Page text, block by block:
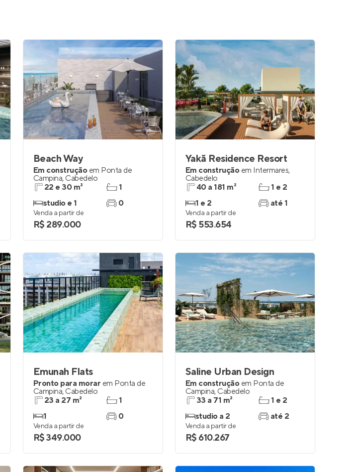
Beach Way
Em construção em Ponta de
Campina, Cabedelo
22 e 30 m²
studio e 1
1
0
Venda a partir de
R$ 289.000
Yakã Residence Resort
Em construção em Intermares,
Cabedelo
40 a 181 m²
1 e 2
1 e 2
até 1
Venda a partir de
R$ 553.654
Emunah Flats
Pronto para morar em Ponta de
Campina, Cabedelo
23 a 27 m²
1
1
0
Venda a partir de
R$ 349.000
Saline Urban Design
Em construção em Ponta de
Campina, Cabedelo
33 a 71 m²
studio a 2
1 e 2
até 2
Venda a partir de
R$ 610.267